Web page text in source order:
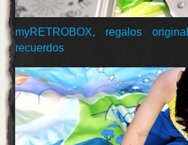
myRETROBOX, regalos
recuerdos